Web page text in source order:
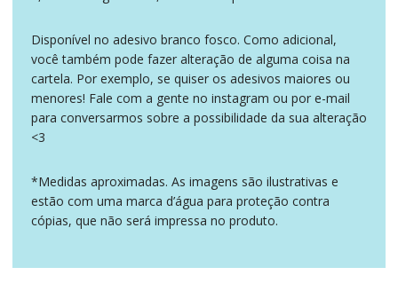
Disponível no adesivo branco fosco. Como adicional,
você também pode fazer alteração de alguma coisa na
cartela. Por exemplo, se quiser os adesivos maiores ou
menores! Fale com a gente no instagram ou por e-mail
para conversarmos sobre a possibilidade da sua alteração
<3
*Medidas aproximadas. As imagens são ilustrativas e
estão com uma marca d’água para proteção contra
cópias, que não será impressa no produto.